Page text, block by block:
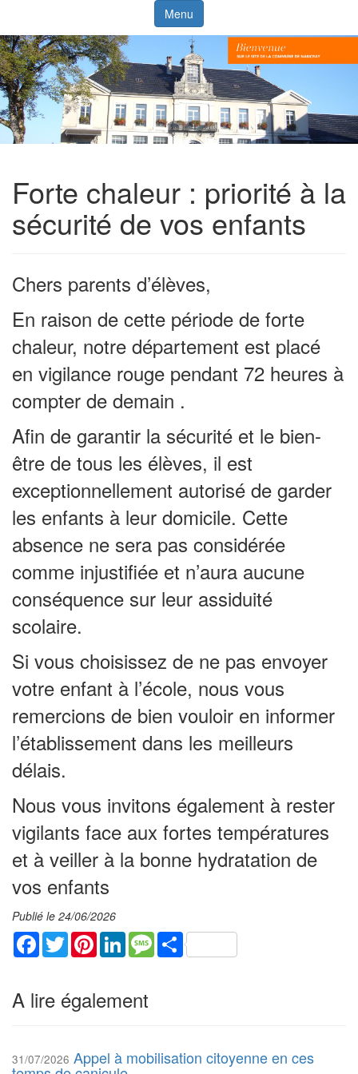
Menu
Forte chaleur : priorité à la
sécurité de vos enfants
Chers parents d’élèves,
En raison de cette période de forte
chaleur, notre département est placé
en vigilance rouge pendant 72 heures à
compter de demain .
Afin de garantir la sécurité et le bien-
être de tous les élèves, il est
exceptionnellement autorisé de garder
les enfants à leur domicile. Cette
absence ne sera pas considérée
comme injustifiée et n’aura aucune
conséquence sur leur assiduité
scolaire.
Si vous choisissez de ne pas envoyer
votre enfant à l’école, nous vous
remercions de bien vouloir en informer
l’établissement dans les meilleurs
délais.
Nous vous invitons également à rester
vigilants face aux fortes températures
et à veiller à la bonne hydratation de
vos enfants
Publié le 24/06/2026
Facebook
TwitterPinterestLinkedInMessageShare
A lire également
31/07/2026 Appel à mobilisation citoyenne en ces